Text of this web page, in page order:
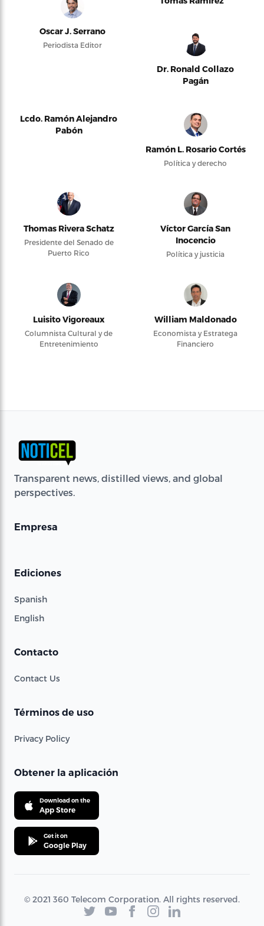
Oscar J. Serrano
Periodista Editor
Dr. Ronald Collazo
Pagán
Lcdo. Ramón Alejandro
Pabón
Ramón L. Rosario Cortés
Política y derecho
Thomas Rivera Schatz
Presidente del Senado de
Puerto Rico
Víctor García San
Inocencio
Política y justicia
Luisito Vigoreaux
Columnista Cultural y de
Entretenimiento
William Maldonado
Economista y Estratega
Financiero
Transparent news, distilled views, and global
perspectives.
Empresa
Ediciones
Spanish
English
Contacto
Contact Us
Términos de uso
Privacy Policy
Obtener la aplicación
Download on the
App Store
Get it on
Google Play
© 2021 360 Telecom Corporation. All rights reserved.